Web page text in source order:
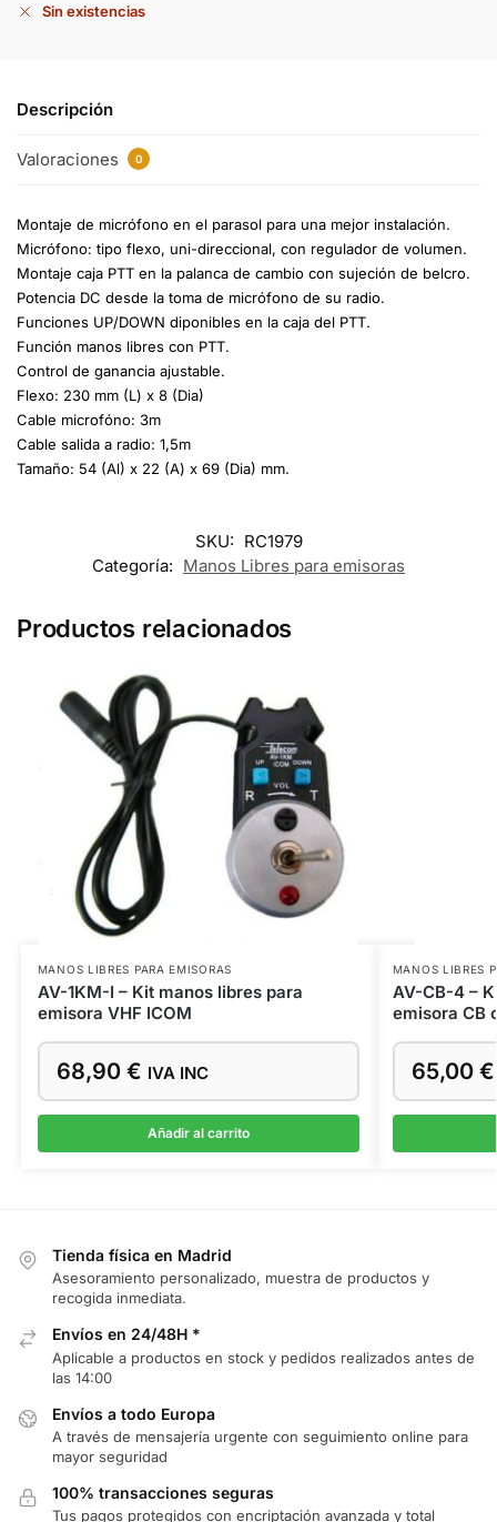
Sin existencias
Descripción
Valoraciones 0
Montaje de micrófono en el parasol para una mejor instalación.
Micrófono: tipo flexo, uni-direccional, con regulador de volumen.
Montaje caja PTT en la palanca de cambio con sujeción de belcro.
Potencia DC desde la toma de micrófono de su radio.
Funciones UP/DOWN diponibles en la caja del PTT.
Función manos libres con PTT.
Control de ganancia ajustable.
Flexo: 230 mm (L) x 8 (Dia)
Cable microfóno: 3m
Cable salida a radio: 1,5m
Tamaño: 54 (Al) x 22 (A) x 69 (Dia) mm.
SKU: RC1979
Categoría: Manos Libres para emisoras
Productos relacionados
MANOS LIBRES PARA EMISORAS
AV-1KM-I – Kit manos libres para
emisora VHF ICOM
68,90 € IVA INC
Añadir al carrito
MANOS LIBRES
AV-CB-4 –
emisora CB
65,00 €
Tienda física en Madrid
Asesoramiento personalizado, muestra de productos y
recogida inmediata.
Envíos en 24/48H *
Aplicable a productos en stock y pedidos realizados antes de
las 14:00
Envíos a todo Europa
A través de mensajería urgente con seguimiento online para
mayor seguridad
100% transacciones seguras
Tus pagos protegidos con encriptación avanzada y total